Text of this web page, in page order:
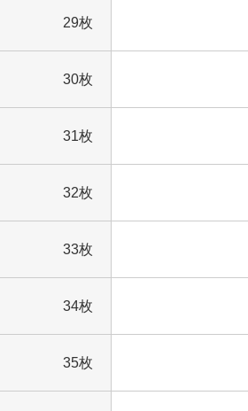
29枚
30枚
31枚
32枚
33枚
34枚
35枚